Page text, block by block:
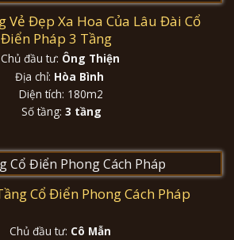
Vẻ Đẹp Xa Hoa Của Lâu Đài Cổ
Điển Pháp 3 Tầng
Chủ đầu tư: Ông Thiện
Địa chỉ: Hòa Bình
Diện tích: 180m2
Số tầng: 3 tầng
Cổ Điển Phong Cách Pháp
Chủ đầu tư: Cô Mẫn